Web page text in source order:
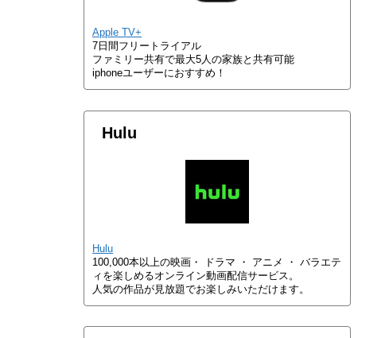
Apple TV+
7日間フリートライアル
ファミリー共有で最大5人の家族と共有可能
iphoneユーザーにおすすめ！
Hulu
Hulu
100,000本以上の映画・ ドラマ ・ アニメ ・ バラエテ
ィを楽しめるオンライン動画配信サービス。
人気の作品が見放題でお楽しみいただけます。